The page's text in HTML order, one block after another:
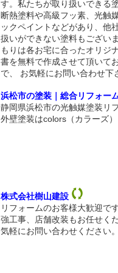
す。私たちが取り扱いできる
断熱塗料や高級フッ素、光触
ックペイントなどがあり、他
扱いができない塗料もござい
もりは各お宅に合ったオリジ
書を無料で作成させて頂いて
で、 お気軽にお問い合わせ下
浜松市の塗装｜総合リフォー
静岡県浜松市の光触媒塗装リ
外壁塗装はcolors（カラーズ）
株式会社樹山建設
リフォームのお客様大歓迎で
強工事、店舗改装もお任せく
気軽にお問い合わせください